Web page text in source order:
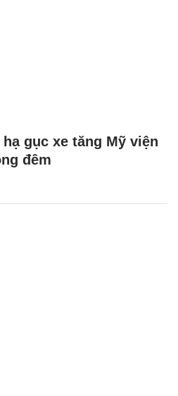
gục xe tăng Mỹ viện
đêm